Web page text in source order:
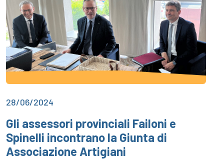
28/06/2024
Gli assessori provinciali Failoni e
Spinelli incontrano la Giunta di
Associazione Artigiani